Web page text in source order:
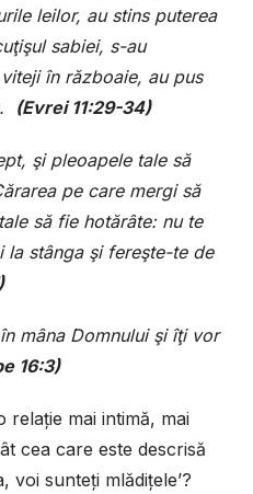
leilor, au stins puterea
sabiei, s-au
în războaie, au pus
(Evrei 11:29-34)
şi pleoapele tale să
pe care mergi să
să fie hotărâte: nu te
la stânga şi fereşte-te de
mâna Domnului şi îţi vor
16:3)
relație mai intimă, mai
cea care este descrisă
voi sunteți mlădițele’?